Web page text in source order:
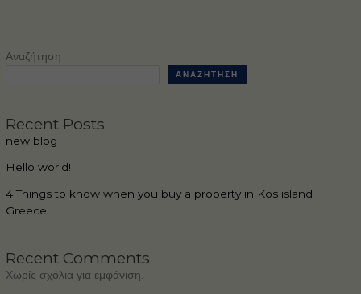
Αναζήτηση
ΑΝΑΖΉΤΗΣΗ
Recent Posts
new blog
Hello world!
4 Things to know when you buy a property in Kos island
Greece
Recent Comments
Χωρίς σχόλια για εμφάνιση.